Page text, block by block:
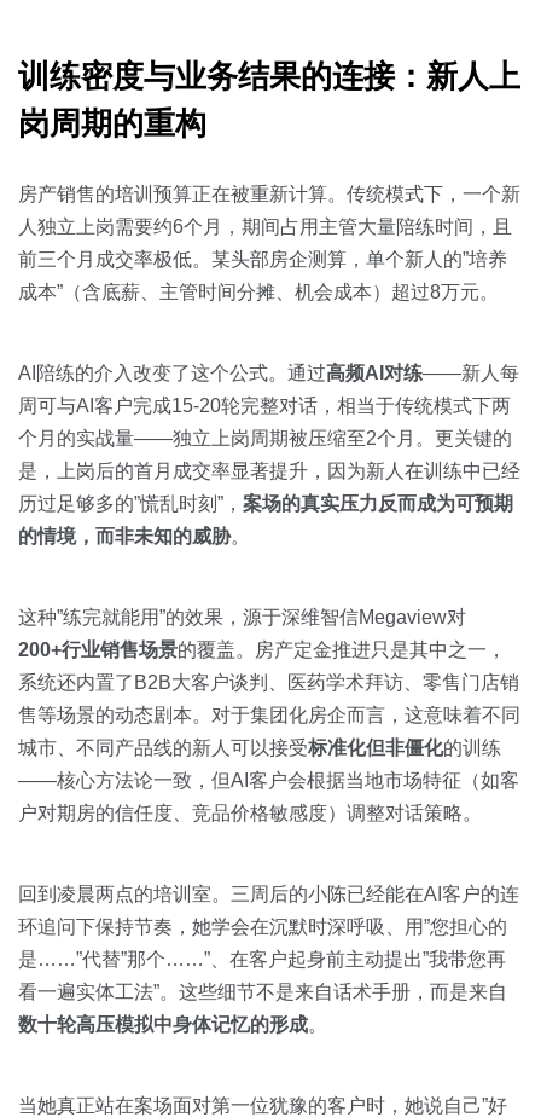
训练密度与业务结果的连接：新人上
岗周期的重构
房产销售的培训预算正在被重新计算。传统模式下，一个新
人独立上岗需要约6个月，期间占用主管大量陪练时间，且
前三个月成交率极低。某头部房企测算，单个新人的”培养
成本”（含底薪、主管时间分摊、机会成本）超过8万元。
AI陪练的介入改变了这个公式。通过高频AI对练——新人每
周可与AI客户完成15-20轮完整对话，相当于传统模式下两
个月的实战量——独立上岗周期被压缩至2个月。更关键的
是，上岗后的首月成交率显著提升，因为新人在训练中已经
历过足够多的”慌乱时刻”， 案场的真实压力反而成为可预期
的情境，而非未知的威胁。
这种”练完就能用”的效果，源于深维智信Megaview对
200+行业销售场景的覆盖。房产定金推进只是其中之一，
系统还内置了B2B大客户谈判、医药学术拜访、零售门店销
售等场景的动态剧本。对于集团化房企而言，这意味着不同
城市、不同产品线的新人可以接受标准化但非僵化的训练
——核心方法论一致，但AI客户会根据当地市场特征（如客
户对期房的信任度、竞品价格敏感度）调整对话策略。
回到凌晨两点的培训室。三周后的小陈已经能在AI客户的连
环追问下保持节奏，她学会在沉默时深呼吸、用”您担心的
是……”代替”那个……”、在客户起身前主动提出”我带您再
看一遍实体工法”。这些细节不是来自话术手册，而是来自
数十轮高压模拟中身体记忆的形成。
当她真正站在案场面对第一位犹豫的客户时，她说自己”好